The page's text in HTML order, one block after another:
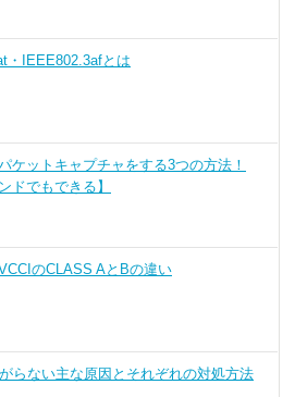
・IEEE802.3afとは
ケットキャプチャをする3つの方法！
ドでもできる】
のCLASS AとBの違い
らない主な原因とそれぞれの対処方法